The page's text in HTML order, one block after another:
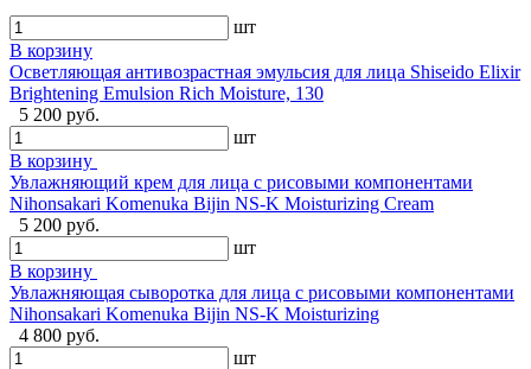
шт
В корзину
Осветляющая антивозрастная эмульсия для лица Shiseido Elixir
Brightening Emulsion Rich Moisture, 130
5 200 руб.
шт
В корзину
Увлажняющий крем для лица с рисовыми компонентами
Nihonsakari Komenuka Bijin NS-K Moisturizing Cream
5 200 руб.
шт
В корзину
Увлажняющая сыворотка для лица с рисовыми компонентами
Nihonsakari Komenuka Bijin NS-K Moisturizing
4 800 руб.
шт